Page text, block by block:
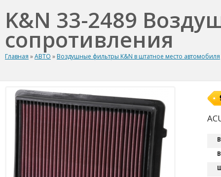
K&N 33-2489
сопротивления
Главная »АВТО » Воздушные фильтры K&N в штатное место автомобиля